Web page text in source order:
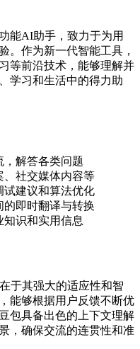
能AI助手，致力于为用
。作为新一代智能工具，
等前沿技术，能够理解并
学习和生活中的得力助
，解答各类问题
、社交媒体内容等
试建议和算法优化
即时翻译与转换
知识和实用信息
于其强大的适应性和智
能够根据用户反馈不断优
包具备出色的上下文理解
，确保交流的连贯性和准